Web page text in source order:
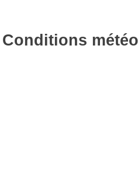
Conditions